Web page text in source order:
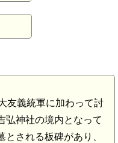
友義統軍に加わって討
弘神社の境内となって
される板碑があり、